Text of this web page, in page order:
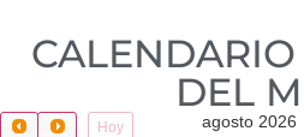
DEL
Hoy agosto 2026